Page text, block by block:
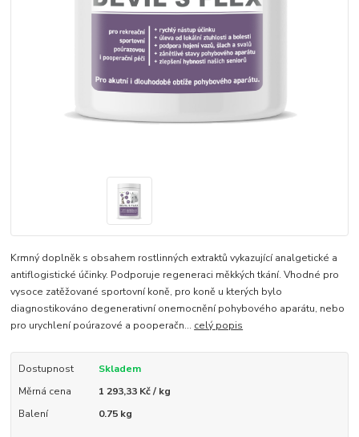
Krmný doplněk s obsahem rostlinných extraktů vykazující analgetické a
antiflogistické účinky. Podporuje regeneraci měkkých tkání. Vhodné pro
vysoce zatěžované sportovní koně, pro koně u kterých bylo
diagnostikováno degenerativní onemocnění pohybového aparátu, nebo
pro urychlení poúrazové a pooperačn... celý popis
Dostupnost
Skladem
Měrná cena
1 293,33 Kč / kg
Balení
0.75 kg